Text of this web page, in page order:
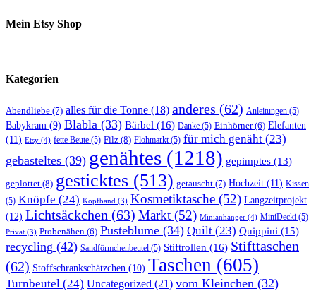
Mein Etsy Shop
Kategorien
Abendliebe (7) alles für die Tonne (18) anderes (62) Anleitungen (5)
Babykram (9) Blabla (33) Bärbel (16) Danke (5) Einhörner(6) Elefanten
(11) Etsy (4) fette Beute (5) Filz (8) Flohmarkt (5) für mich genäht (23)
gebasteltes (39) genähtes (1218) gepimptes (13)
geplottet (8) gesticktes (513) getauscht (7) Hochzeit (11) Kissen
(5) Knöpfe (24) Kopfband (3) Kosmetiktasche (52) Langzeitprojekt
(12) Lichtsäckchen (63) Markt (52) Minianhänger (4) MiniDecki (5)
Privat (3) Probenähen (6) Pusteblume (34) Quilt (23) Quippini (15)
recycling (42) Sandförmchenbeutel (5) Stiftrollen (16) Stifttaschen
(62) Stoffschrankschätzchen (10) Taschen (605)
Turnbeutel (24) Uncategorized (21) vom Kleinchen (32)